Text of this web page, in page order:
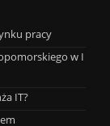
pracy
w I
IT?